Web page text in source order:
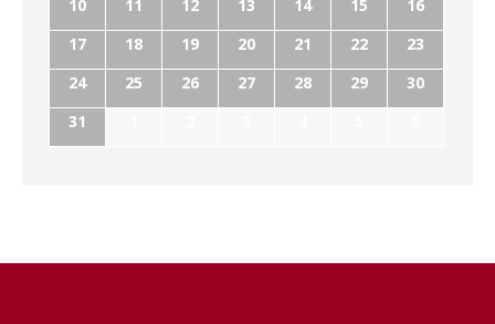
10
11 12 13 14 15
16
17
18 19 20 21 22
23
24
25 26 27 28 29
30
31